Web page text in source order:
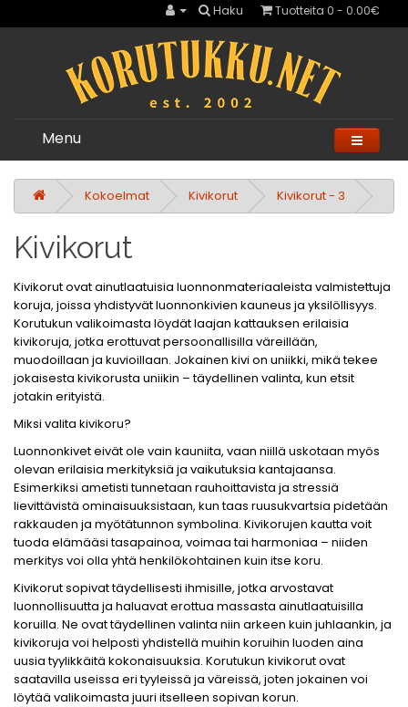
Haku Tuotteita 0 - 0.00€
Menu
Kokoelmat Kivikorut Kivikorut - 3
Kivikorut
Kivikorut ovat ainutlaatuisia luonnonmateriaaleista valmistettuja
koruja, joissa yhdistyvät luonnonkivien kauneus ja yksilöllisyys.
Korutukun valikoimasta löydät laajan kattauksen erilaisia
kivikoruja, jotka erottuvat persoonallisilla väreillään,
muodoillaan ja kuvioillaan. Jokainen kivi on uniikki, mikä tekee
jokaisesta kivikorusta uniikin – täydellinen valinta, kun etsit
jotakin erityistä.
Miksi valita kivikoru?
Luonnonkivet eivät ole vain kauniita, vaan niillä uskotaan myös
olevan erilaisia merkityksiä ja vaikutuksia kantajaansa.
Esimerkiksi ametisti tunnetaan rauhoittavista ja stressiä
lievittävistä ominaisuuksistaan, kun taas ruusukvartsia pidetään
rakkauden ja myötätunnon symbolina. Kivikorujen kautta voit
tuoda elämääsi tasapainoa, voimaa tai harmoniaa – niiden
merkitys voi olla yhtä henkilökohtainen kuin itse koru.
Kivikorut sopivat täydellisesti ihmisille, jotka arvostavat
luonnollisuutta ja haluavat erottua massasta ainutlaatuisilla
koruilla. Ne ovat täydellinen valinta niin arkeen kuin juhlaankin, ja
kivikoruja voi helposti yhdistellä muihin koruihin luoden aina
uusia tyylikkäitä kokonaisuuksia. Korutukun kivikorut ovat
saatavilla useissa eri tyyleissä ja väreissä, joten jokainen voi
löytää valikoimasta juuri itselleen sopivan korun.